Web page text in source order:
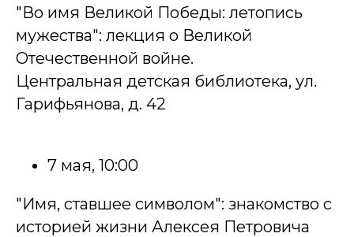
"Во имя Великой Победы: летопись
мужества": лекция о Великой
Отечественной войне.
Центральная детская библиотека, ул.
Гарифьянова, д. 42
7 мая, 10:00
"Имя, ставшее символом": знакомство с
историей жизни Алексея Петровича